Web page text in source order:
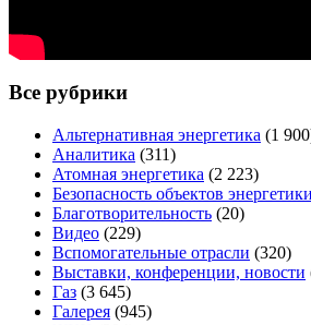
Все рубрики
Альтернативная энергетика (1
Аналитика (311)
Атомная энергетика (2 223)
Безопасность объектов энергетики
Благотворительность (20)
Видео (229)
Вспомогательные отрасли (320)
Выставки, конференции, новости
Газ (3 645)
Галерея (945)